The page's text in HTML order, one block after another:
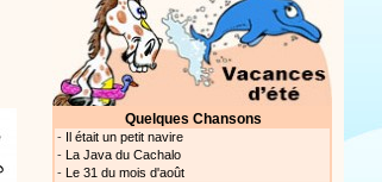
Quelques Chansons
- Il était un petit navire
- La Java du Cachalo
- Le 31 du mois d'août